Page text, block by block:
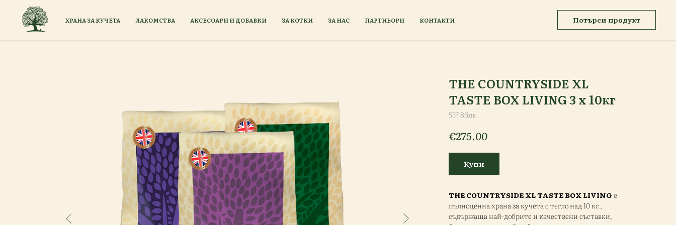
ХРАНА ЗА КУЧЕТА ЛАКОМСТВА АКСЕСОАРИ И ДОБАВКИ ЗА КОТКИ ЗА НАС ПАРТНЬОРИ КОНТАКТИ Потърси продукт
THE COUNTRYSIDE XL
TASTE BOX LIVING 3 х 10кг
537.86лв
€275.00
Купи
THE COUNTRYSIDE XL TASTE BOX LIVING е
пълноценна храна за кучета с тегло над 10 кг.,
съдържаща най-добрите и качествени съставки,